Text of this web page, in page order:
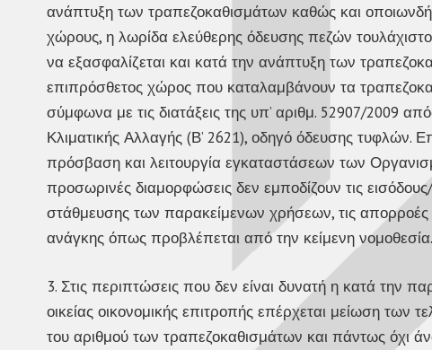
ανάπτυξη των τραπεζοκαθισμάτων καθώς και
χώρους, η λωρίδα ελεύθερης όδευσης πεζών
να εξασφαλίζεται και κατά την ανάπτυξη των
επιπρόσθετος χώρος που καταλαμβάνουν τα
σύμφωνα με τις διατάξεις της υπ’ αριθμ. 52907/2009
Κλιματικής Αλλαγής (Β’ 2621), οδηγό όδευσης τυφλών.
πρόσβαση και λειτουργία εγκαταστάσεων των
προσωρινές διαμορφώσεις δεν εμποδίζουν τις
στάθμευσης των παρακείμενων χρήσεων, τις
ανάγκης όπως προβλέπεται από την κείμενη νομοθεσία.
3. Στις περιπτώσεις που δεν είναι δυνατή η κατά
οικείας οικονομικής επιτροπής επέρχεται μείωση
του αριθμού των τραπεζοκαθισμάτων και πάντως όχι